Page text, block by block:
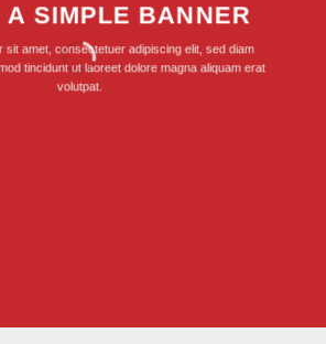
A SIMPLE BANNER
sit amet, consectetuer adipiscing elit, sed diam
tincidunt ut laoreet dolore magna aliquam erat
volutpat.